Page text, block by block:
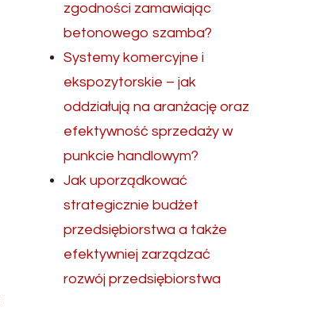
zgodności zamawiając
betonowego szamba?
Systemy komercyjne i
ekspozytorskie – jak
oddziałują na aranżację oraz
efektywność sprzedaży w
punkcie handlowym?
Jak uporządkować
strategicznie budżet
przedsiębiorstwa a także
efektywniej zarządzać
rozwój przedsiębiorstwa